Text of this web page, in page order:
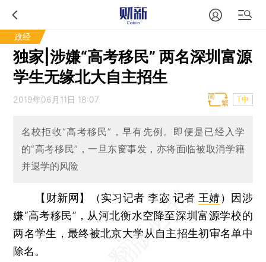
政经
独家|涉嫌“高考移民” 两名深圳富源
学生无缘北大自主招生
2019年06月11日 18:07 T中
名校拒收“高考移民”，早有先例。即便是已经入学
的“高考移民”，一旦东窗事发，亦将面临被取消学籍
并退学的风险
【财新网】（实习记者 李宓 记者 王婧）
因涉
嫌“高考移民”，从河北衡水空降至深圳富源学校的
两名学生，最终被北京大学从自主招生初审名单中
除名。